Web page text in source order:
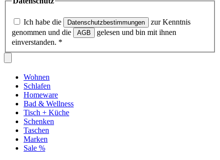
Ich habe die Datenschutzbestimmungen
zur Kenntnis
genommen und die
AGB
gelesen und bin mit ihnen
einverstanden. *
Wohnen
Schlafen
Homeware
Bad & Wellness
Tisch + Küche
Schenken
Taschen
Marken
Sale %